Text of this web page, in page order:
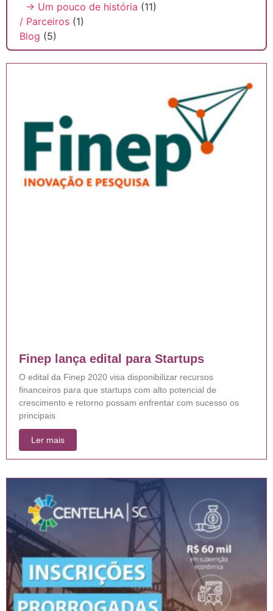
Finep lança edital para Startups
O edital da Finep 2020 visa disponibilizar recursos
financeiros para que startups com alto potencial de
crescimento e retorno possam enfrentar com sucesso os
principais
Ler mais
→ Um pouco de história (11)
/ Parceiros (1)
Blog (5)